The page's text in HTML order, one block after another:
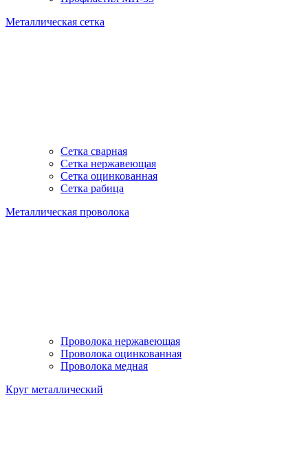
Металлическая сетка
Сетка сварная
Сетка нержавеющая
Сетка оцинкованная
Сетка рабица
Металлическая проволока
Проволока нержавеющая
Проволока оцинкованная
Проволока медная
Круг металлический